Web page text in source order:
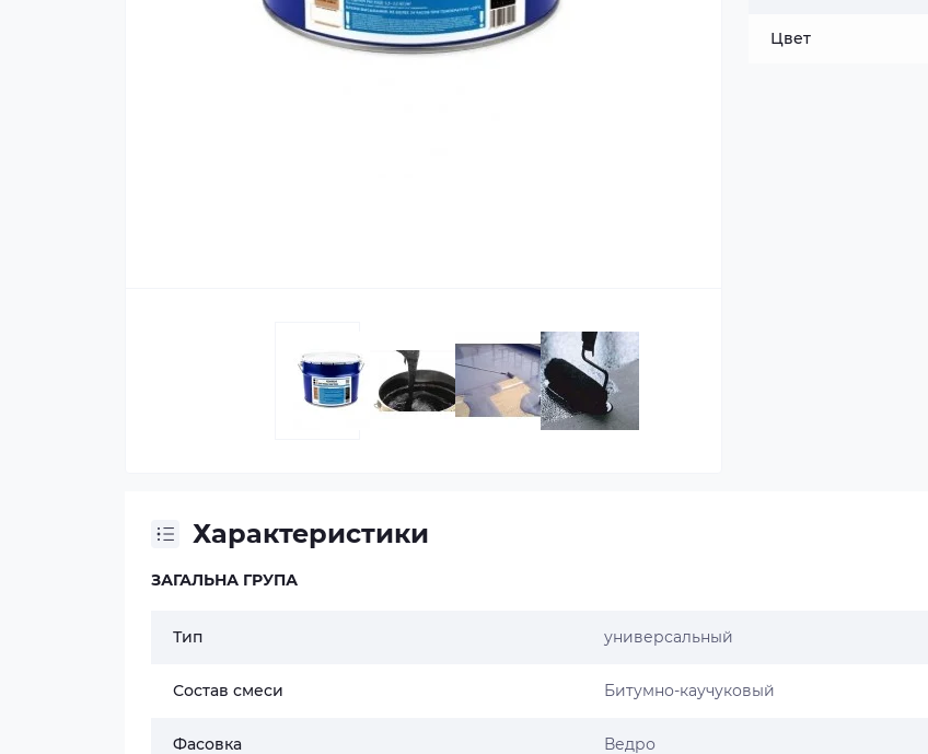
Цвет
Характеристики
ЗАГАЛЬНА ГРУПА
Тип универсальный
Состав смеси Битумно-каучуковый
Фасовка Ведро